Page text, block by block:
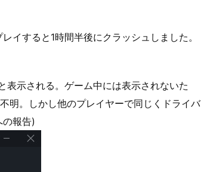
イすると1時間半後にクラッシュしました。
表示される。ゲーム中には表示されないた
明。しかし他のプレイヤーで同じくドライバ
報告)